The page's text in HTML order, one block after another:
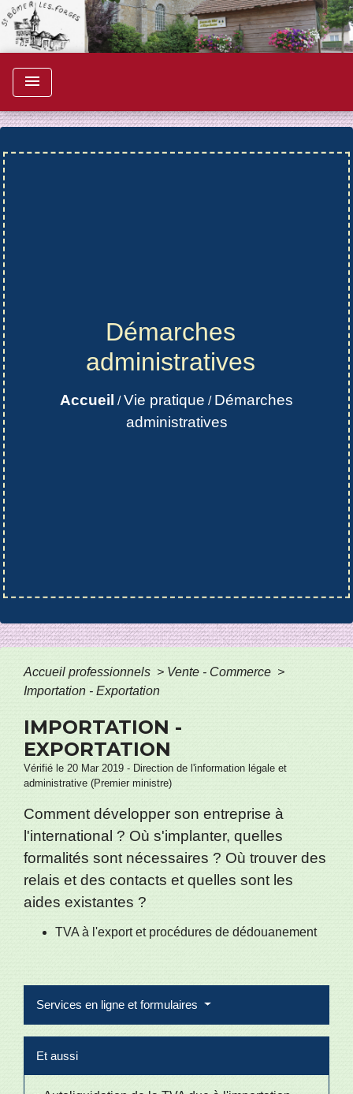
menu
Démarches
administratives
Accueil /Vie pratique / Démarches
administratives
Accueil professionnels > Vente - Commerce >
Importation - Exportation
IMPORTATION -
EXPORTATION
Vérifié le 20 Mar 2019 - Direction de l'information légale et
administrative (Premier ministre)
Comment développer son entreprise à
l'international ? Où s'implanter, quelles
formalités sont nécessaires ? Où trouver des
relais et des contacts et quelles sont les
aides existantes ?
TVA à l'export et procédures de dédouanement
Services en ligne et formulaires
Et aussi